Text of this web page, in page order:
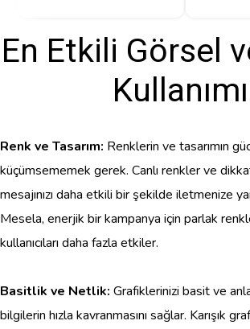
En Etkili Görsel
Kullanımı
Renk ve Tasarım: Renklerin ve tasarımın
küçümsememek gerek. Canlı renkler ve
mesajınızı daha etkili bir şekilde iletmenize
Mesela, enerjik bir kampanya için parlak
kullanıcıları daha fazla etkiler.
Basitlik ve Netlik: Grafiklerinizi basit ve
bilgilerin hızla kavranmasını sağlar. Karışık